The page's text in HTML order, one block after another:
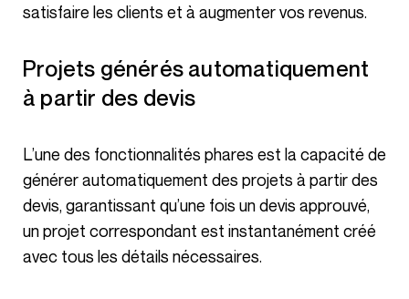
satisfaire les clients et à augmenter vos revenus.
Projets générés automatiquement
à partir des devis
L’une des fonctionnalités phares est la capacité de
générer automatiquement des projets à partir des
devis, garantissant qu’une fois un devis approuvé,
un projet correspondant est instantanément créé
avec tous les détails nécessaires.